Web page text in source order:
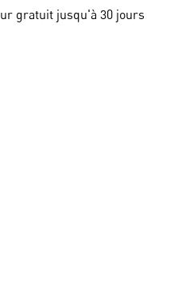
gratuit jusqu'à 30 jours